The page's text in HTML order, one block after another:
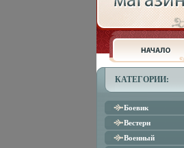
КАТЕГОРИИ:
Боевик
Вестерн
Военный